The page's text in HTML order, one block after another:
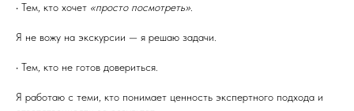
• Тем, кто хочет «просто посмотреть».
Я не вожу на экскурсии — я решаю задачи.
• Тем, кто не готов довериться.
Я работаю с теми, кто понимает ценность экспертного подхода и